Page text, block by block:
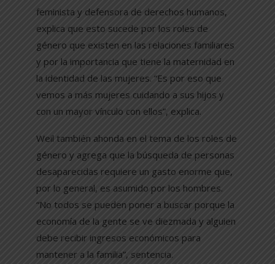
feminista y defensora de derechos humanos,
explica que esto sucede por los roles de
género que existen en las relaciones familiares
y por la importancia que tiene la maternidad en
la identidad de las mujeres. “Es por eso que
vemos a más mujeres cuidando a sus hijos y
con un mayor vínculo con ellos”, explica.
Weil también ahonda en el tema de los roles de
género y agrega que la búsqueda de personas
desaparecidas requiere un gasto enorme que,
por lo general, es asumido por los hombres.
“No todos se pueden poner a buscar porque la
economía de la gente se ve diezmada y alguien
debe recibir ingresos económicos para
mantener a la familia”, sentencia.